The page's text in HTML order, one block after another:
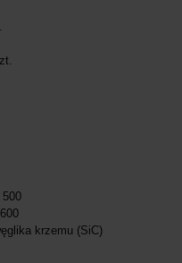
krzemu (SiC)